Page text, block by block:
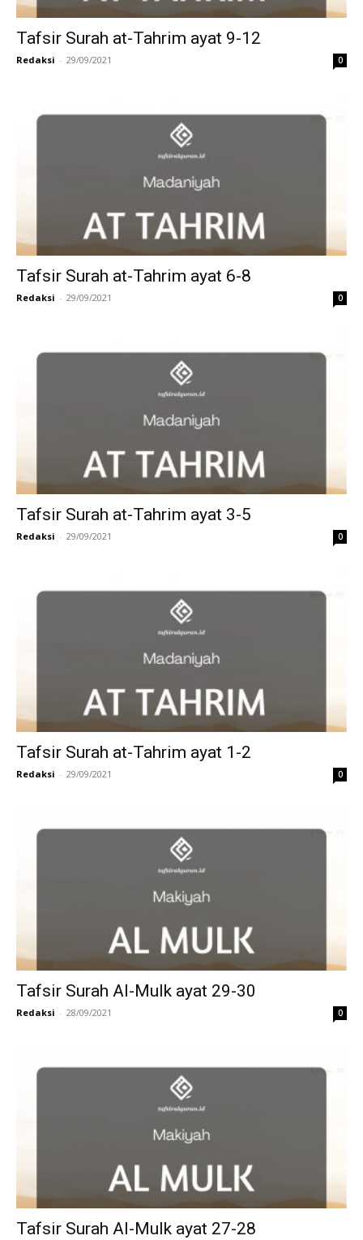
Tafsir Surah at-Tahrim ayat 9-12
Redaksi - 29/09/2021 0
Tafsir Surah at-Tahrim ayat 6-8
Redaksi - 29/09/2021 0
Tafsir Surah at-Tahrim ayat 3-5
Redaksi - 29/09/2021 0
Tafsir Surah at-Tahrim ayat 1-2
Redaksi - 29/09/2021 0
Tafsir Surah Al-Mulk ayat 29-30
Redaksi - 28/09/2021 0
Tafsir Surah Al-Mulk ayat 27-28